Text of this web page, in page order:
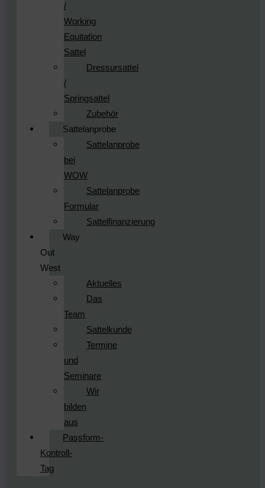
/
Working
Equitation
Sattel
Dressursattel
/
Springsattel
Zubehör
Sattelanprobe
Sattelanprobe
bei
WOW
Sattelanprobe
Formular
Sattelfinanzierung
Way
Out
West
Aktuelles
Das
Team
Sattelkunde
Termine
und
Seminare
Wir
bilden
aus
Passform-
Kontroll-
Tag